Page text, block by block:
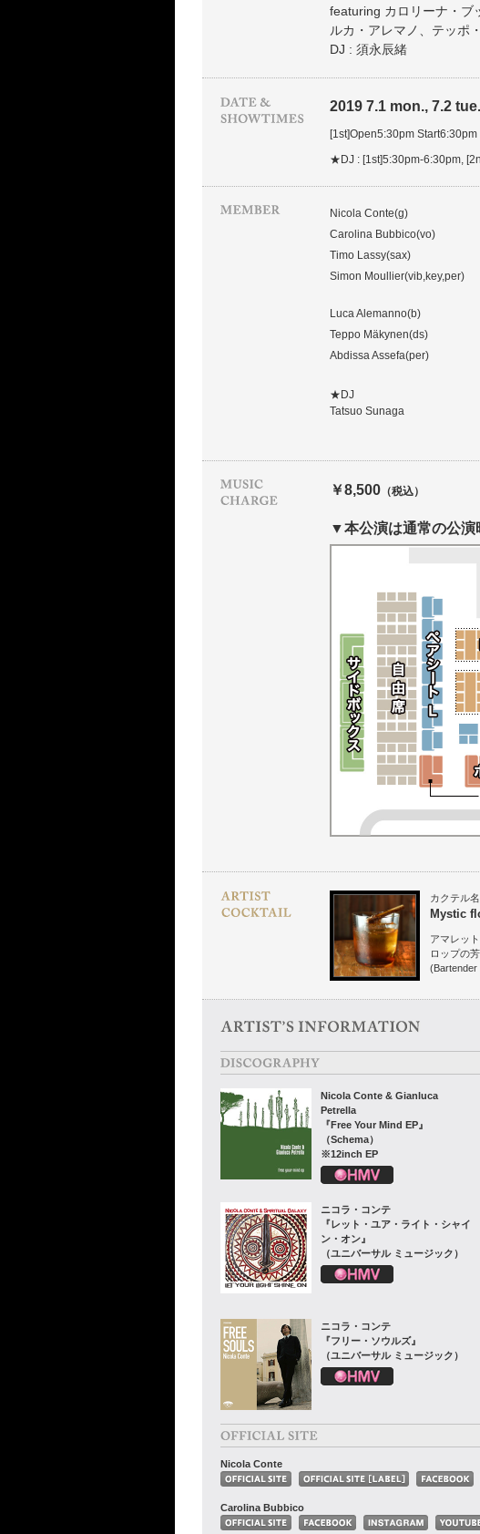
featuring カロリーナ・ブ
ルカ・アレマノ、テッポ
DJ : 須永辰緒
2019 7.1 mon., 7.2 tue.
[1st]Open5:30pm
★DJ : [1st]5:30pm-6:30pm,
Nicola Conte(g)
Carolina Bubbico(vo)
Timo Lassy(sax)
Simon Moullier(vib,key,per)
Luca Alemanno(b)
Teppo Mäkynen(ds)
Abdissa Assefa(per)
★DJ
Tatsuo Sunaga
￥8,500 （税込）
▼本公演は通常の公演
カクテル名
Mystic
アマレッ
ロップの
(Bartender
Nicola Conte & Gianluca
Petrella
『Free Your Mind EP』
（Schema）
※12inch EP
ニコラ・コンテ
『レット・ユア・ライト・シャイ
ン・オン』
（ユニバーサル ミュージック）
ニコラ・コンテ
『フリー・ソウルズ』
（ユニバーサル ミュージック）
Nicola Conte
Carolina Bubbico